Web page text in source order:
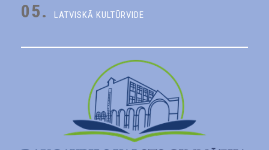
05. LATVISKĀ KULTŪRVIDE